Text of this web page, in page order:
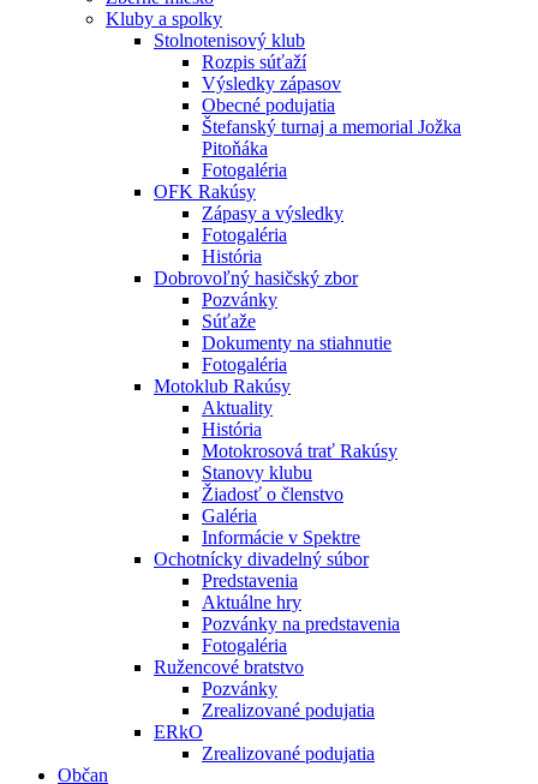
Kluby a spolky
Stolnotenisový klub
Rozpis súťaží
Výsledky zápasov
Obecné podujatia
Štefanský turnaj a memorial Jožka
Pitoňáka
Fotogaléria
OFK Rakúsy
Zápasy a výsledky
Fotogaléria
História
Dobrovoľný hasičský zbor
Pozvánky
Súťaže
Dokumenty na stiahnutie
Fotogaléria
Motoklub Rakúsy
Aktuality
História
Motokrosová trať Rakúsy
Stanovy klubu
Žiadosť o členstvo
Galéria
Informácie v Spektre
Ochotnícky divadelný súbor
Predstavenia
Aktuálne hry
Pozvánky na predstavenia
Fotogaléria
Ružencové bratstvo
Pozvánky
Zrealizované podujatia
ERkO
Zrealizované podujatia
Občan